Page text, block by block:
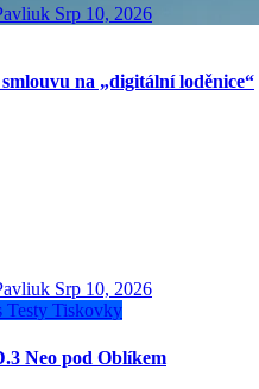
Srp 10, 2026
na „digitální loděnice“
Srp 10, 2026
Testy Tiskovky
Neo pod Oblíkem